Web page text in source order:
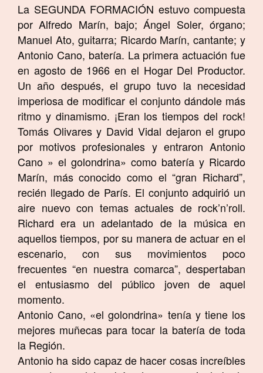
La SEGUNDA FORMACIÓN estuvo compuesta
por Alfredo Marín, bajo; Ángel Soler, órgano;
Manuel Ato, guitarra; Ricardo Marín, cantante; y
Antonio Cano, batería. La primera actuación fue
en agosto de 1966 en el Hogar Del Productor.
Un año después, el grupo tuvo la necesidad
imperiosa de modificar el conjunto dándole más
ritmo y dinamismo. ¡Eran los tiempos del rock!
Tomás Olivares y David Vidal dejaron el grupo
por motivos profesionales y entraron Antonio
Cano » el golondrina» como batería y Ricardo
Marín, más conocido como el “gran Richard”,
recién llegado de París. El conjunto adquirió un
aire nuevo con temas actuales de rock’n’roll.
Richard era un adelantado de la música en
aquellos tiempos, por su manera de actuar en el
escenario, con sus movimientos poco
frecuentes “en nuestra comarca”, despertaban
el entusiasmo del público joven de aquel
momento.
Antonio Cano, «el golondrina» tenía y tiene los
mejores muñecas para tocar la batería de toda
la Región.
Antonio ha sido capaz de hacer cosas increíbles